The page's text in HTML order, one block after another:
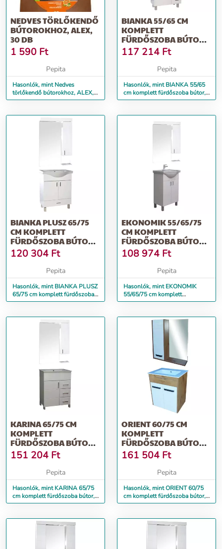
NEDVES TÖRLŐKENDŐ
BÚTOROKHOZ, ALEX,
30 DB
1 590 Ft
Pepita
Hasonlók, mint Nedves
törlőkendő bútorokhoz, ALEX,
30 db
BIANKA 55/65 CM
KOMPLETT
FÜRDŐSZOBA BÚTOR,
LED VILÁGÍTÁSSAL
117 214 Ft
Pepita
Hasonlók, mint BIANKA 55/65
cm komplett fürdőszoba bútor,
LED világítással
BIANKA PLUSZ 65/75
CM KOMPLETT
FÜRDŐSZOBA BÚTOR,
LED VILÁGÍTÁSSAL
120 304 Ft
Pepita
Hasonlók, mint BIANKA PLUSZ
65/75 cm komplett fürdőszoba
bútor, LED világítással
EKONOMIK 55/65/75
CM KOMPLETT
FÜRDŐSZOBA BÚTOR,
LED VILÁGÍTÁSSAL
108 974 Ft
Pepita
Hasonlók, mint EKONOMIK
55/65/75 cm komplett
fürdőszoba bútor, LED
KARINA 65/75 CM
KOMPLETT
FÜRDŐSZOBA BÚTOR,
LED VILÁGÍTÁSSAL
151 204 Ft
Pepita
Hasonlók, mint KARINA 65/75
cm komplett fürdőszoba bútor,
LED világítással
ORIENT 60/75 CM
KOMPLETT
FÜRDŐSZOBA BÚTOR,
LAVA MOSDÓVAL
ÁLLÓ/FALI
161 504 Ft
Pepita
Hasonlók, mint ORIENT 60/75
cm komplett fürdőszoba bútor,
LAVA mosdóval álló/fali